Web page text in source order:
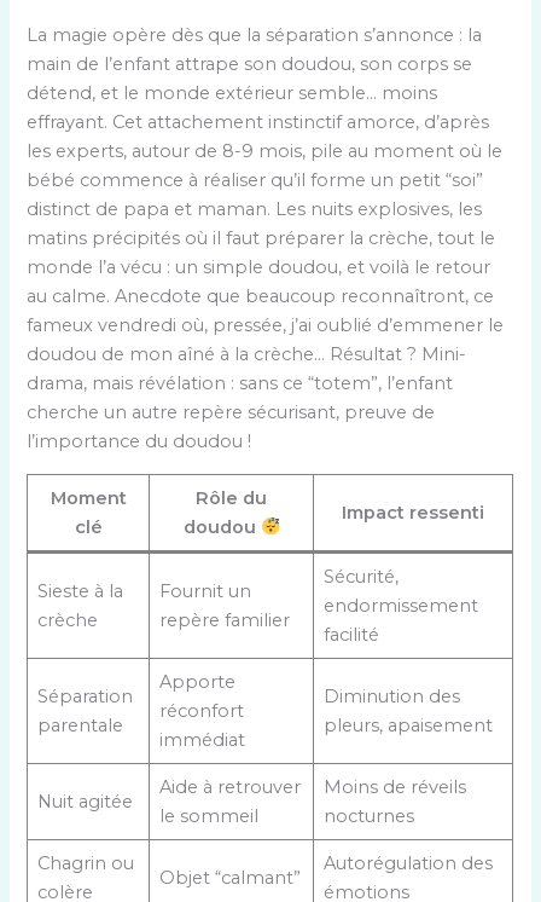
La magie opère dès que la séparation s’annonce : la
main de l’enfant attrape son doudou, son corps se
détend, et le monde extérieur semble… moins
effrayant. Cet attachement instinctif amorce, d’après
les experts, autour de 8-9 mois, pile au moment où le
bébé commence à réaliser qu’il forme un petit “soi”
distinct de papa et maman. Les nuits explosives, les
matins précipités où il faut préparer la crèche, tout le
monde l’a vécu : un simple doudou, et voilà le retour
au calme. Anecdote que beaucoup reconnaîtront, ce
fameux vendredi où, pressée, j’ai oublié d’emmener le
doudou de mon aîné à la crèche… Résultat ? Mini-
drama, mais révélation : sans ce “totem”, l’enfant
cherche un autre repère sécurisant, preuve de
l’importance du doudou !
Moment
clé
Rôle du
doudou
Impact ressenti
Sieste à la
crèche
Fournit un
repère familier
Sécurité,
endormissement
facilité
Séparation
parentale
Apporte
réconfort
immédiat
Diminution des
pleurs, apaisement
Nuit agitée
Aide à retrouver
le sommeil
Moins de réveils
nocturnes
Chagrin ou
colère
Objet “calmant”
Autorégulation des
émotions